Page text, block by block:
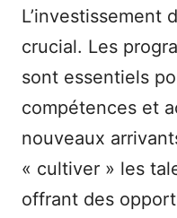
L’investissement
crucial. Les
sont essentiels
compétences et
nouveaux
« cultiver » les
offrant des